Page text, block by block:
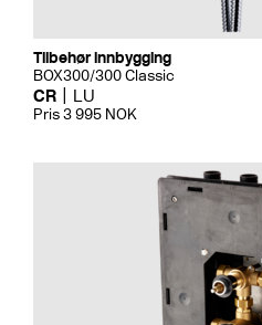
Tilbehør innbygging
BOX300/300 Classic
CR LU
Pris 3 995 NOK